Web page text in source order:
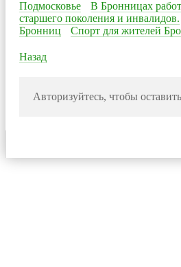
Подмосковье
В Бронницах
старшего поколения и инвалидов.
Бронниц
Спорт для жителей
Назад
Авторизуйтесь, чтобы